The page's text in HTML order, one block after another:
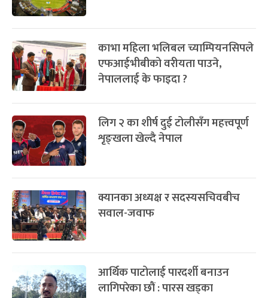
काभा महिला भलिबल च्याम्पियनसिपले
एफआईभीबीको वरीयता पाउने,
नेपाललाई के फाइदा ?
लिग २ का शीर्ष दुई टोलीसँग महत्त्वपूर्ण
शृङ्खला खेल्दै नेपाल
क्यानका अध्यक्ष र सदस्यसचिवबीच
सवाल-जवाफ
आर्थिक पाटोलाई पारदर्शी बनाउन
लागिपरेका छौं : पारस खड्का